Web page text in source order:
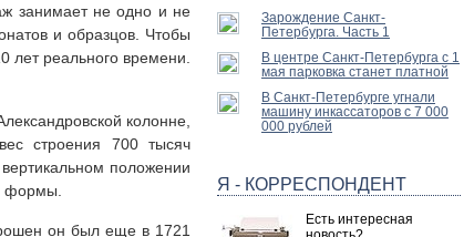
занимает не одно и не
и образцов. Чтобы
лет реального времени.
колонне,
строения 700 тысяч
положении
формы.
он был еще в 1721
Зарождение Санкт-
Петербурга. Часть 1
В центре Санкт-Петербурга с 1
мая парковка станет платной
В Санкт-Петербурге угнали
машину инкассаторов с 7 000
000 рублей
Я - КОРРЕСПОНДЕНТ
Есть интересная